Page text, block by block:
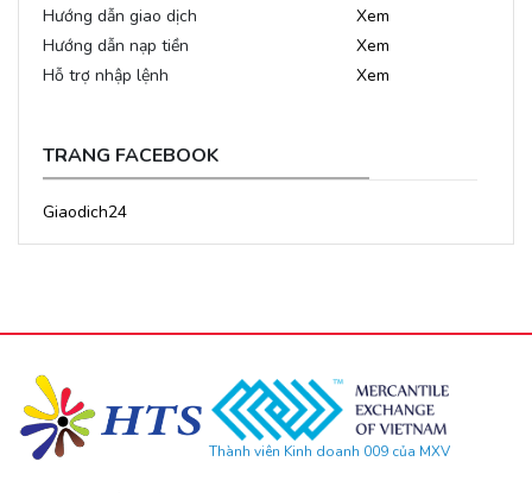
Hướng dẫn giao dịch
Xem
Hướng dẫn nạp tiền
Xem
Hỗ trợ nhập lệnh
Xem
TRANG FACEBOOK
Giaodich24
Thành viên Kinh doanh 009 của MXV